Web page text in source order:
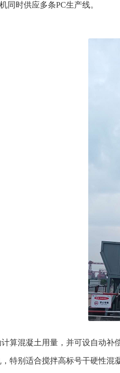
同时供应多条PC生产线。
混凝土用量，并可设自动补偿
别适合搅拌高标号干硬性混